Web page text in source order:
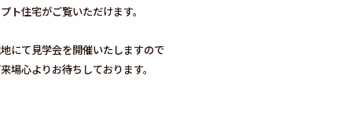
ト住宅がご覧いただけます。
にて見学会を開催いたしますので
場心よりお待ちしております。